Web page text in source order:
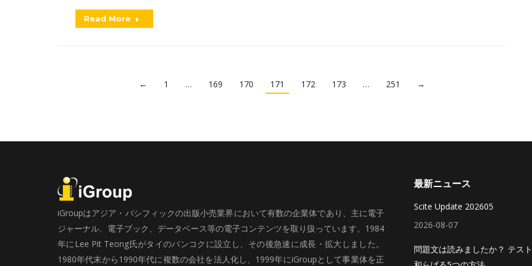
Read More
← 1 … 169 170 171 172 173 … 251 →
iGroupはアジア・パシフィックの出版小売業界において有数の企業体であり、主に電子
ジャーナル、電子ブック、データベース等の電子コンテンツを取り扱っています。1984
年にLee Pit Teong氏がタイのバンコクに設立し、その後急速に成長・拡大しました。
1980年代末から1990年代に複数の会社を法人化し、1999年にiGroupとして事業体を正
最新ニュース
Scite Update 202605
2026-08-07
問題文は読みましたか？ テス